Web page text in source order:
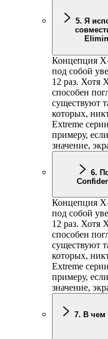
5. Я
Концепция
под собой
12 раз. Хотя
способен
существуют
которых,
Extreme
примеру,
значение,
6.
Концепция
под собой
12 раз. Хотя
способен
существуют
которых,
Extreme
примеру,
значение,